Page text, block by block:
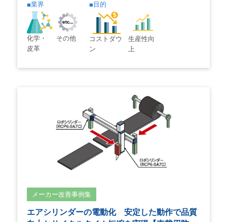
業界
化学・
皮革
その他
目的
コストダウ
ン
生産性向
上
メーカー改善事例集
エアシリンダーの電動化 安定した動作で品質